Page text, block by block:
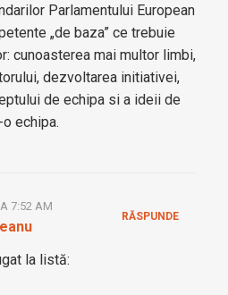
Parlamentului European
„de baza” ce trebuie
cunoasterea mai multor limbi,
dezvoltarea initiativei,
de echipa si a ideii de
echipa.
7:52 AM
la listă:
RĂSPUNDE